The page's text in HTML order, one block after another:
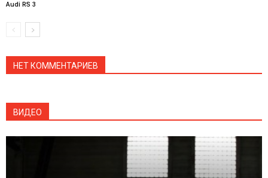
Audi RS 3
НЕТ КОММЕНТАРИЕВ
ВИДЕО